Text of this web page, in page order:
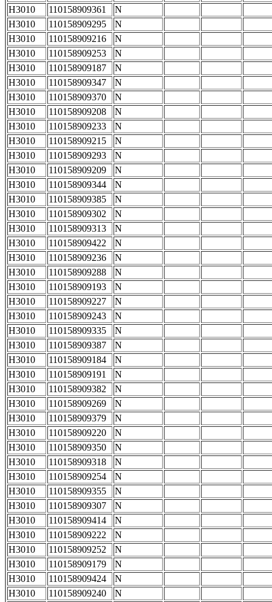
H3010
110158909361
N
H3010
110158909295
N
H3010
110158909216
N
H3010
110158909253
N
H3010
110158909187
N
H3010
110158909347
N
H3010
110158909370
N
H3010
110158909208
N
H3010
110158909233
N
H3010
110158909215
N
H3010
110158909293
N
H3010
110158909209
N
H3010
110158909344
N
H3010
110158909385
N
H3010
110158909302
N
H3010
110158909313
N
H3010
110158909422
N
H3010
110158909236
N
H3010
110158909288
N
H3010
110158909193
N
H3010
110158909227
N
H3010
110158909243
N
H3010
110158909335
N
H3010
110158909387
N
H3010
110158909184
N
H3010
110158909191
N
H3010
110158909382
N
H3010
110158909269
N
H3010
110158909379
N
H3010
110158909220
N
H3010
110158909350
N
H3010
110158909318
N
H3010
110158909254
N
H3010
110158909355
N
H3010
110158909307
N
H3010
110158909414
N
H3010
110158909222
N
H3010
110158909252
N
H3010
110158909179
N
H3010
110158909424
N
H3010
110158909240
N